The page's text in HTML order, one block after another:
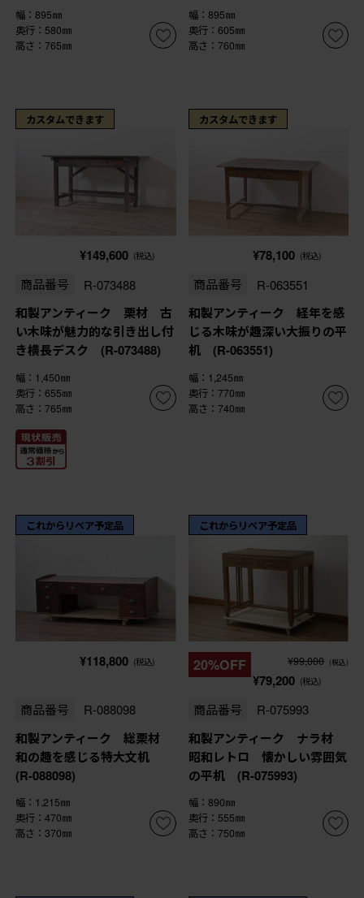
幅：895㎜
奥行：580㎜
高さ：765㎜
幅：895㎜
奥行：605㎜
高さ：760㎜
カスタムできます
¥149,600 (税込)
商品番号 R-073488
和製アンティーク 栗材 古
い木味が魅力的な引き出し付
き横長デスク (R-073488)
幅：1,450㎜
奥行：655㎜
高さ：765㎜
カスタムできます
¥78,100 (税込)
商品番号 R-063551
和製アンティーク 経年を感
じる木味が趣深い大振りの平
机 (R-063551)
幅：1,245㎜
奥行：770㎜
高さ：740㎜
これからリペア予定品
¥118,800 (税込)
商品番号 R-088098
和製アンティーク 総栗材
和の趣を感じる特大文机
(R-088098)
幅：1,215㎜
奥行：470㎜
高さ：370㎜
これからリペア予定品
20%OFF ¥99,000 (税込)
¥79,200 (税込)
商品番号 R-075993
和製アンティーク ナラ材
昭和レトロ 懐かしい雰囲気
の平机 (R-075993)
幅：890㎜
奥行：555㎜
高さ：750㎜